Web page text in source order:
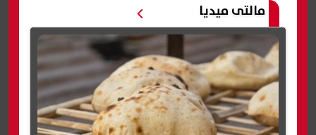
مالتى ميديا